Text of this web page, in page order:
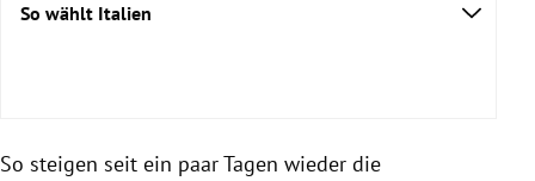
So wählt Italien
So steigen seit ein paar Tagen wieder die